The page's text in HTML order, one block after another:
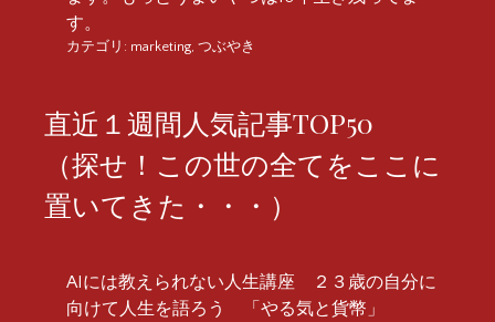
す。
カテゴリ: marketing つぶやき
直近１週間人気記事TOP50
（探せ！この世の全てをここに
置いてきた・・・）
AIには教えられない人生講座 ２３歳の自分に
向けて人生を語ろう 「やる気と貨幣」